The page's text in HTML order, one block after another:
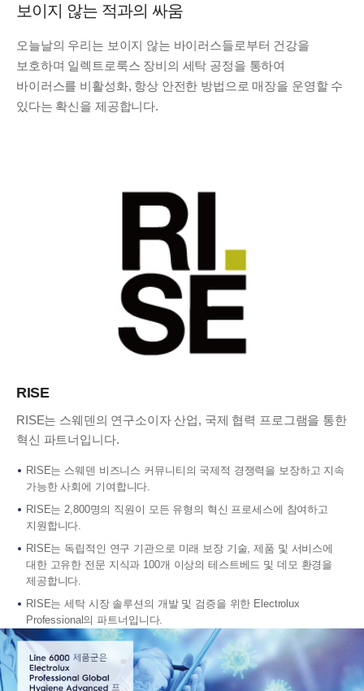
보이지 않는 적과의 싸움
오늘날의 우리는 보이지 않는 바이러스들로부터 건강을
보호하며 일렉트로룩스 장비의 세탁 공정을 통하여
바이러스를 비활성화, 항상 안전한 방법으로 매장을 운영할 수
있다는 확신을 제공합니다.
RISE
RISE는 스웨덴의 연구소이자 산업, 국제 협력 프로그램을 통한
혁신 파트너입니다.
RISE는 스웨덴 비즈니스 커뮤니티의 국제적 경쟁력을 보장하고 지속
가능한 사회에 기여합니다.
RISE는 2,800명의 직원이 모든 유형의 혁신 프로세스에 참여하고
지원합니다.
RISE는 독립적인 연구 기관으로 미래 보장 기술, 제품 및 서비스에
대한 고유한 전문 지식과 100개 이상의 테스트베드 및 데모 환경을
제공합니다.
RISE는 세탁 시장 솔루션의 개발 및 검증을 위한 Electrolux
Professional의 파트너입니다.